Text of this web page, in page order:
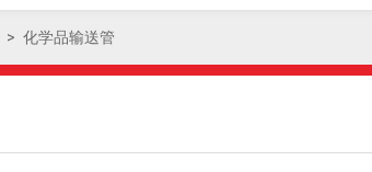
> 化学品输送管